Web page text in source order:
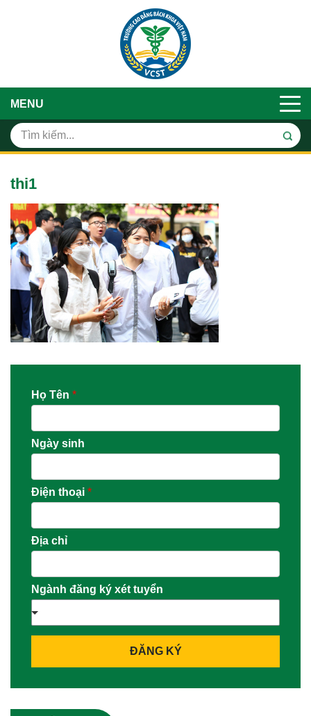
MENU
thi1
Họ Tên *
Ngày sinh
Điện thoại *
Địa chỉ
Ngành đăng ký xét tuyển
ĐĂNG KÝ